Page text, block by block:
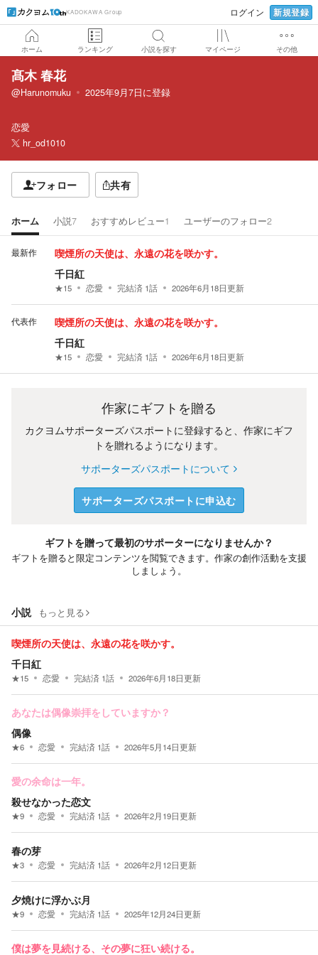
KADOKAWA Group ログイン 新規登録
ホーム ランキング 小説を探す マイページ その他
髙木 春花
@Harunomuku 2025年9月7日に登録
恋愛
hr_od1010
フォロー 共有
ホーム 小説7 おすすめレビュー1 ユーザーのフォロー2
最新作 喫煙所の天使は、永遠の花を咲かす。
千日紅
★15 恋愛 完結済 1話 2026年6月18日更新
代表作 喫煙所の天使は、永遠の花を咲かす。
千日紅
★15 恋愛 完結済 1話 2026年6月18日更新
作家にギフトを贈る
カクヨムサポーターズパスポートに登録すると、作家にギフ
トを贈れるようになります。
サポーターズパスポートについて
サポーターズパスポートに申込む
ギフトを贈って最初のサポーターになりませんか？
ギフトを贈ると限定コンテンツを閲覧できます。作家の創作活動を支援
しましょう。
小説 もっと見る
喫煙所の天使は、永遠の花を咲かす。
千日紅
★15 恋愛 完結済 1話 2026年6月18日更新
あなたは偶像崇拝をしていますか？
偶像
★6 恋愛 完結済 1話 2026年5月14日更新
愛の余命は一年。
殺せなかった恋文
★9 恋愛 完結済 1話 2026年2月19日更新
春の芽
★3 恋愛 完結済 1話 2026年2月12日更新
夕焼けに浮かぶ月
★9 恋愛 完結済 1話 2025年12月24日更新
僕は夢を見続ける、その夢に狂い続ける。